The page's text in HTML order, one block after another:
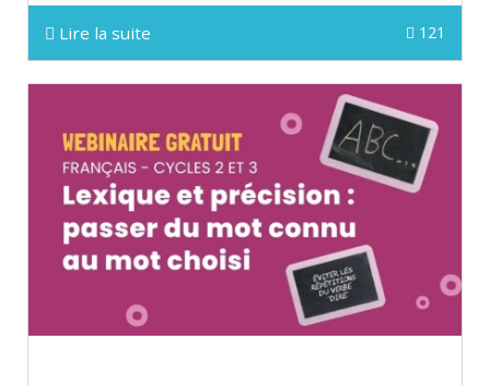
Lire la suite 121